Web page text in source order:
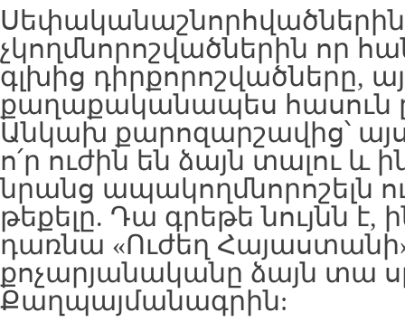
Սեփականաշնորհվածներին
չկողմնորոշվածներին որ
գլխից դիրքորոշվածները,
քաղաքականապես հասուն
Անկախ քարոզարշավից՝
ո՛ր ուժին են ձայն տալու և
նրանց ապակողմնորոշելն
թեքելը. Դա գրեթե նույնն է,
դառնա «Ուժեղ
քոչարյանականը ձայն տա
Քաղպայմանագրին: